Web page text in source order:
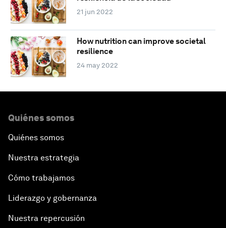
21 jun 2022
How nutrition can improve societal
resilience
24 may 2022
Quiénes somos
Quiénes somos
Nuestra estrategia
Cómo trabajamos
Liderazgo y gobernanza
Nuestra repercusión